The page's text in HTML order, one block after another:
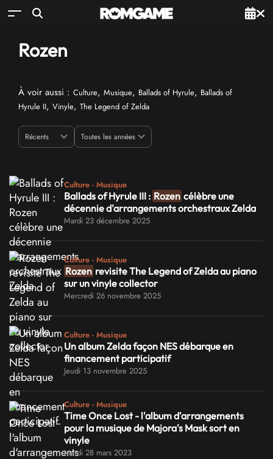
Rozen
À voir aussi : Culture, Musique, Ballads of Hyrule, Ballads of
Hyrule II, Vinyle, The Legend of Zelda
Culture - Musique
Ballads of Hyrule III : Rozen célèbre une
décennie d'arrangements orchestraux Zelda
Mardi 23 décembre 2025
Culture - Musique
Rozen revisite The Legend of Zelda au piano
sur un vinyle collector
Mercredi 26 novembre 2025
Culture - Musique
Un album Zelda façon NES débarque en
financement participatif
Jeudi 13 novembre 2025
Culture - Musique
Time Once Lost - l'album d'arrangements
pour la musique de Majora's Mask sort en
vinyle
Mardi 28 mars 2023